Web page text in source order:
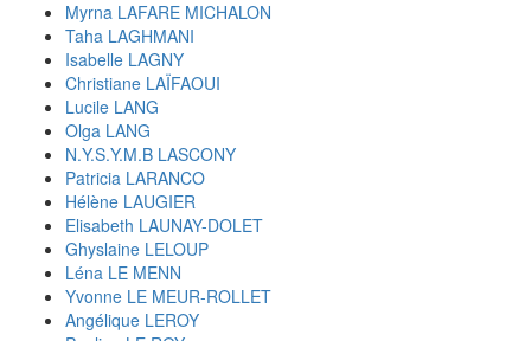
Myrna LAFARE MICHALON
Taha LAGHMANI
Isabelle LAGNY
Christiane LAÏFAOUI
Lucile LANG
Olga LANG
N.Y.S.Y.M.B LASCONY
Patricia LARANCO
Hélène LAUGIER
Elisabeth LAUNAY-DOLET
Ghyslaine LELOUP
Léna LE MENN
Yvonne LE MEUR-ROLLET
Angélique LEROY